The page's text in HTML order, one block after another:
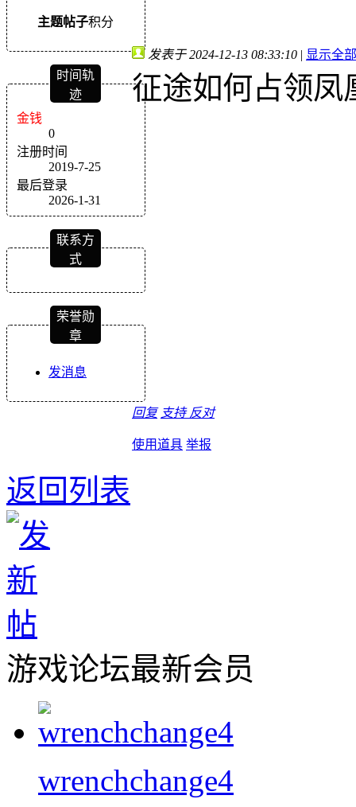
主题帖子积分
时间轨
迹
金钱
0
注册时间
2019-7-25
最后登录
2026-1-31
联系方
式
荣誉勋
章
发消息
发表于 2024-12-13 08:33:10 | 显示全
征途如何占领凤
回复 支持 反对
使用道具 举报
返回列表
游戏论坛最新会员
wrenchchange4